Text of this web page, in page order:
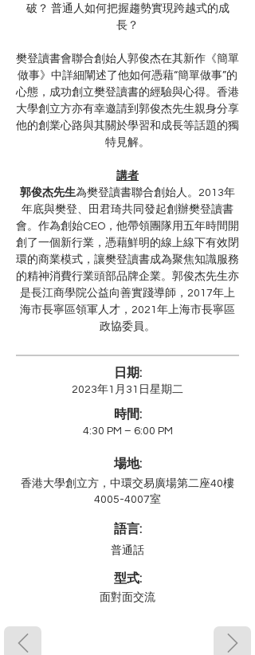
破？ 普通人如何把握趨勢實現跨越式的成
長？
樊登讀書會聯合創始人郭俊杰在其新作《簡單
做事》中詳細闡述了他如何憑藉“簡單做事”的
心態，成功創立樊登讀書的經驗與心得。香港
大學創立方亦有幸邀請到郭俊杰先生親身分享
他的創業心路與其關於學習和成長等話題的獨
特見解。
講者
郭俊杰先生為樊登讀書聯合創始人。2013年
年底與樊登、田君琦共同發起創辦樊登讀書
會。作為創始CEO，他帶領團隊用五年時間開
創了一個新行業，憑藉鮮明的線上線下有效閉
環的商業模式，讓樊登讀書成為聚焦知識服務
的精神消費行業頭部品牌企業。郭俊杰先生亦
是長江商學院公益向善實踐導師，2017年上
海市長寧區領軍人才，2021年上海市長寧區
政協委員。
日期:
2023年1月31日星期二
時間:
4:30 PM – 6:00 PM
場地:
香港大學創立方，中環交易廣場第二座40樓
4005-4007室
語言:
普通話
型式:
面對面交流